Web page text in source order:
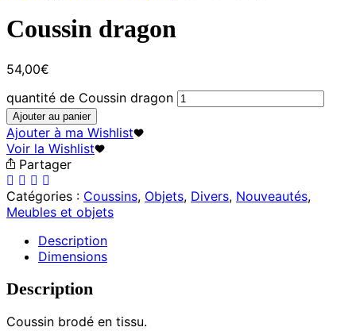
Coussin dragon
54,00€
quantité de Coussin dragon
Ajouter au panier
Ajouter à ma Wishlist
Voir la Wishlist
Partager
Catégories : Coussins, Objets, Divers, Nouveautés,
Meubles et objets
Description
Dimensions
Description
Coussin brodé en tissu.